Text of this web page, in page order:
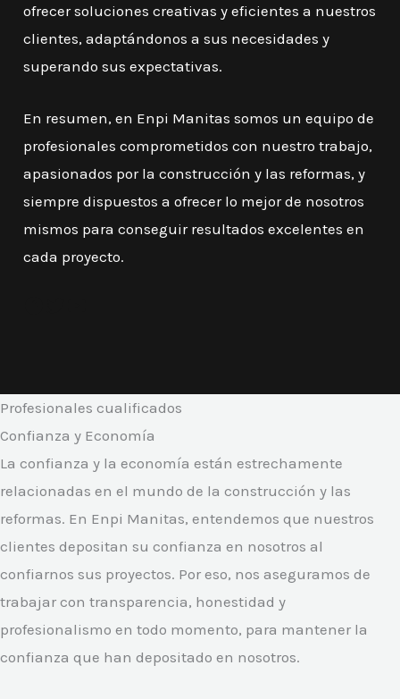
ofrecer soluciones creativas y eficientes a nuestros
clientes, adaptándonos a sus necesidades y
superando sus expectativas.
En resumen, en Enpi Manitas somos un equipo de
profesionales comprometidos con nuestro trabajo,
apasionados por la construcción y las reformas, y
siempre dispuestos a ofrecer lo mejor de nosotros
mismos para conseguir resultados excelentes en
cada proyecto.
Profesionales cualificados
Confianza y Economía
La confianza y la economía están estrechamente
relacionadas en el mundo de la construcción y las
reformas. En Enpi Manitas, entendemos que nuestros
clientes depositan su confianza en nosotros al
confiarnos sus proyectos. Por eso, nos aseguramos de
trabajar con transparencia, honestidad y
profesionalismo en todo momento, para mantener la
confianza que han depositado en nosotros.